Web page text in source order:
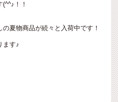
！！
夏物商品が続々と入荷中です！
ます♪